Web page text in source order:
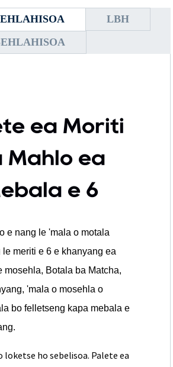
LBH
ea Moriti
Mahlo ea
e 6
e nang le 'mala o motala
le meriti e 6 e khanyang ea
mosehla, Botala ba Matcha,
'mala o mosehla o
bo felletseng kapa mebala e
loketse ho sebelisoa. Palete ea